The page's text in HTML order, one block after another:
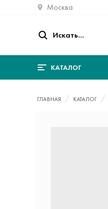
Москва
КАТАЛОГ
ГЛАВНАЯ КАТАЛОГ